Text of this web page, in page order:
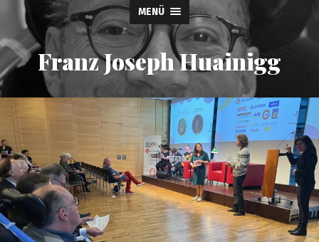
MENÜ
Franz Joseph Huainigg